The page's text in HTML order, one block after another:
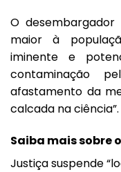
O
maior à
iminente e
contaminação
afastamento da
calcada na ciência”.
Saiba mais sobre
Justiça suspende